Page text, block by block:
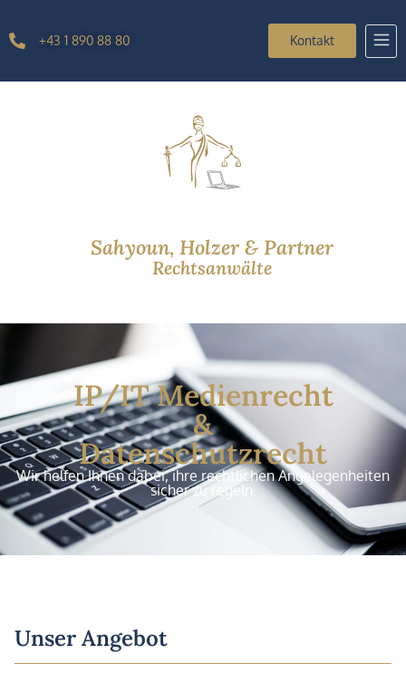
+43 1 890 88 80 Kontakt
Sahyoun, Holzer & Partner
Rechtsanwälte
IP/IT Medienrecht
&
Datenschutzrecht
Wir helfen Ihnen dabei, ihre rechtlichen Angelegenheiten
sicher zu regeln.
Unser Angebot